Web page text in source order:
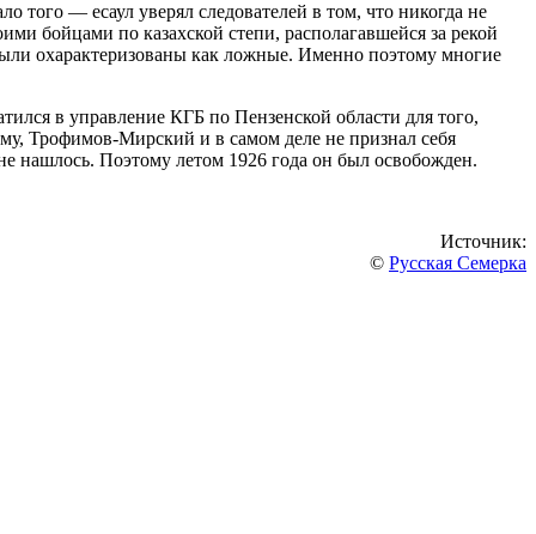
— есаул уверял следователей в том, что никогда не
бойцами по казахской степи, располагавшейся за рекой
охарактеризованы как ложные. Именно поэтому многие
в управление КГБ по Пензенской области для того,
Трофимов-Мирский и в самом деле не признал себя
нашлось. Поэтому летом 1926 года он был освобожден.
Источник:
© Русская Семерка